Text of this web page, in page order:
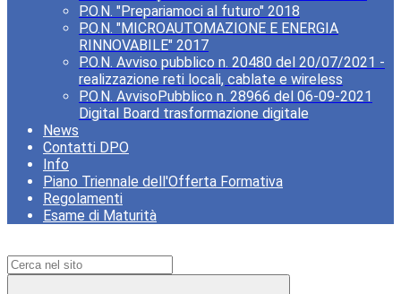
P.O.N. "Prepariamoci al futuro" 2018
P.O.N. "MICROAUTOMAZIONE E ENERGIA
RINNOVABILE" 2017
P.O.N. Avviso pubblico n. 20480 del 20/07/2021 -
realizzazione reti locali, cablate e wireless
P.O.N. AvvisoPubblico n. 28966 del 06-09-2021
Digital Board trasformazione digitale
News
Contatti DPO
Info
Piano Triennale dell'Offerta Formativa
Regolamenti
Esame di Maturità